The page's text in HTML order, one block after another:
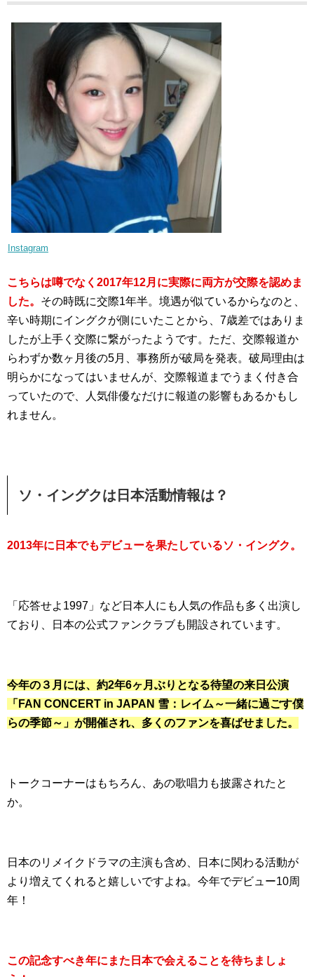
Instagram
こちらは噂でなく2017年12月に実際に両方が交際を認めま
した。 その時既に交際1年半。境遇が似ているからなのと、
辛い時期にイングクが側にいたことから、7歳差ではありま
したが上手く交際に繋がったようです。ただ、交際報道か
らわずか数ヶ月後の5月、事務所が破局を発表。破局理由は
明らかになってはいませんが、交際報道までうまく付き合
っていたので、人気俳優なだけに報道の影響もあるかもし
れません。
ソ・イングクは日本活動情報は？
2013年に日本でもデビューを果たしているソ・イングク。
「応答せよ1997」など日本人にも人気の作品も多く出演し
ており、日本の公式ファンクラブも開設されています。
今年の３月には、約2年6ヶ月ぶりとなる待望の来日公演
「FAN CONCERT in JAPAN 雪：レイム～一緒に過ごす僕
らの季節～」が開催され、多くのファンを喜ばせました。
トークコーナーはもちろん、あの歌唱力も披露されたと
か。
日本のリメイクドラマの主演も含め、日本に関わる活動が
より増えてくれると嬉しいですよね。今年でデビュー10周
年！
この記念すべき年にまた日本で会えることを待ちましょ